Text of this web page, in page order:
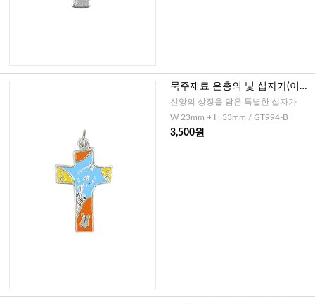
묵주재료 은총의 빛 십자가(이태
리)-블루
신앙의 상징을 담은 특별한 십자가
W 23mm + H 33mm / GT994-B
3,500원